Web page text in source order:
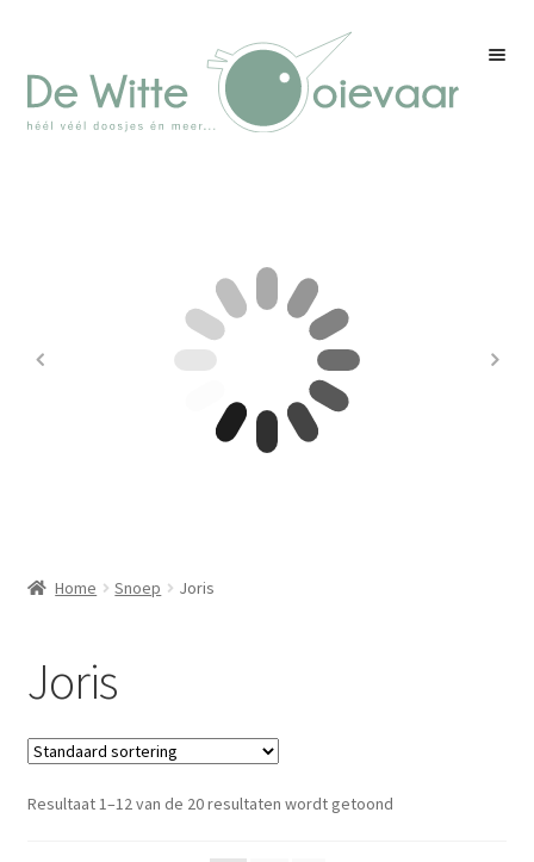
Over drukwerk
Home Snoep Joris
Joris
Resultaat 1–12 van de 20 resultaten wordt getoond